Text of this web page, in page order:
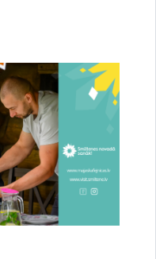
teritorijas
jaunas pilsētas